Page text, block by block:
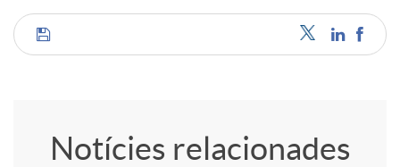
g
C
Notícies relacionades